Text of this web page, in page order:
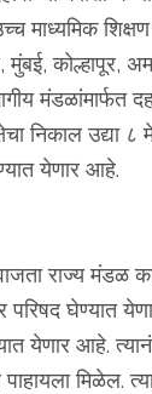
माध्यमिक
कोल्हापूर,
मंडळांमार्फत
निकाल उद्या ८
येणार आहे.
राज्य मंडळ
घेण्यात
येणार आहे.
मिळेल.